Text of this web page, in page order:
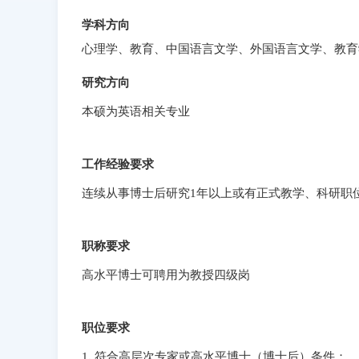
学科方向
心理学、教育、中国语言文学、外国语言文学、教
研究方向
本硕为英语相关专业
工作经验要求
连续从事博士后研究1年以上或有正式教学、科研职
职称要求
高水平博士可聘用为教授四级岗
职位要求